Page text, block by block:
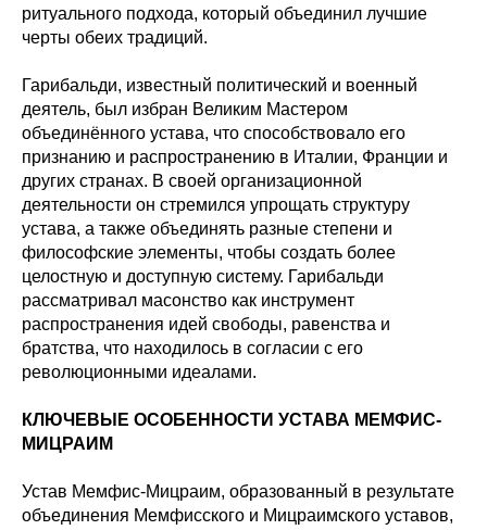
ритуального подхода, который объединил лучшие
черты обеих традиций.
Гарибальди, известный политический и военный
деятель, был избран Великим Мастером
объединённого устава, что способствовало его
признанию и распространению в Италии, Франции и
других странах. В своей организационной
деятельности он стремился упрощать структуру
устава, а также объединять разные степени и
философские элементы, чтобы создать более
целостную и доступную систему. Гарибальди
рассматривал масонство как инструмент
распространения идей свободы, равенства и
братства, что находилось в согласии с его
революционными идеалами.
КЛЮЧЕВЫЕ ОСОБЕННОСТИ УСТАВА МЕМФИС-
МИЦРАИМ
Устав Мемфис-Мицраим, образованный в результате
объединения Мемфисского и Мицраимского уставов,